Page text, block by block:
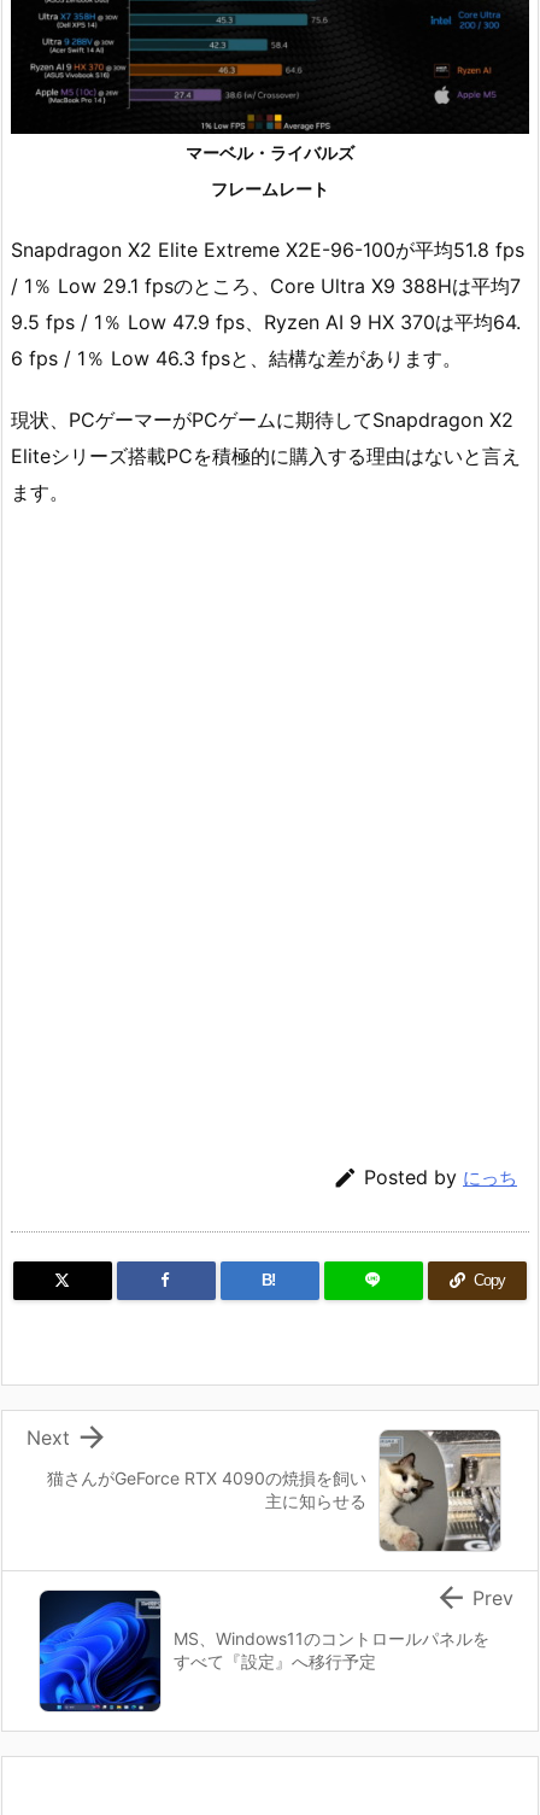
マーベル・ライバルズ
フレームレート
Snapdragon X2 Elite Extreme X2E-96-100が平均51.8 fps
/ 1％ Low 29.1 fpsのところ、Core Ultra X9 388Hは平均7
9.5 fps / 1％ Low 47.9 fps、Ryzen AI 9 HX 370は平均64.
6 fps / 1％ Low 46.3 fpsと、結構な差があります。
現状、PCゲーマーがPCゲームに期待してSnapdragon X2
Eliteシリーズ搭載PCを積極的に購入する理由はないと言え
ます。
 Posted by にっち
B! Copy
猫さんがGeForce RTX 4090の焼損を飼い
主に知らせる

Next
MS、Windows11のコントロールパネルを
すべて『設定』へ移行予定
 Prev